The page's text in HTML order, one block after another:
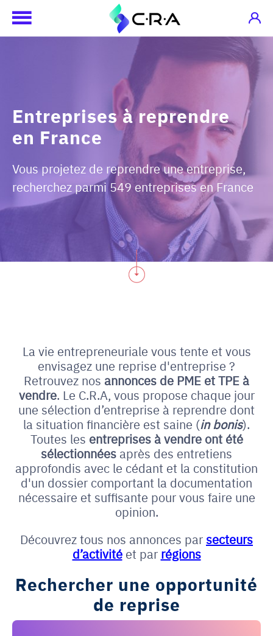
Entreprises à reprendre
en France
Vous projetez de reprendre une entreprise,
recherchez parmi 549 entreprises en France
La vie entrepreneuriale vous tente et vous
envisagez une reprise d'entreprise ?
Retrouvez nos annonces de PME etTPE à
vendre. Le C.R.A, vous propose chaque jour
une sélection d’entreprise à reprendre dont
la situation financière est saine (in bonis).
Toutes les entreprises à vendre ont été
sélectionnées après des entretiens
approfondis avec le cédant et la constitution
d'un dossier comportant la documentation
nécessaire et suffisante pour vous faire une
opinion.
Découvrez tous nos annonces parsecteurs
d’activité et par régions
Rechercher une opportunité
de reprise